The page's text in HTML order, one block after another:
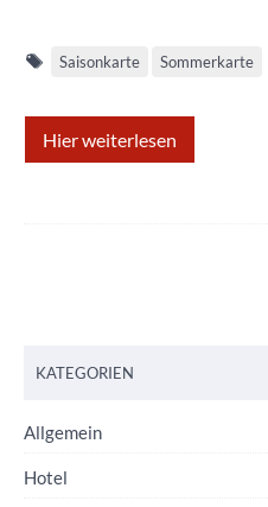
Saisonkarte Sommerkarte
Hier weiterlesen
KATEGORIEN
Allgemein
Hotel